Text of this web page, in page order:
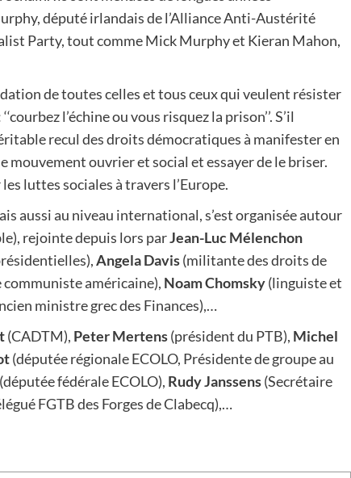
député irlandais de l’Alliance Anti-Austérité
Party, tout comme Mick Murphy et Kieran Mahon,
de toutes celles et tous ceux qui veulent résister
l’échine ou vous risquez la prison’’. S’il
recul des droits démocratiques à manifester en
ouvrier et social et essayer de le briser.
luttes sociales à travers l’Europe.
aussi au niveau international, s’est organisée autour
rejointe depuis lors parJean-Luc Mélenchon
Angela Davis(militante des droits de
américaine), Noam Chomsky(linguiste et
ministre grec des Finances),…
(CADTM), Peter Mertens(président du PTB), Michel
(députée régionale ECOLO, Présidente de groupe au
(députée fédérale ECOLO), Rudy Janssens(Secrétaire
FGTB des Forges de Clabecq),…